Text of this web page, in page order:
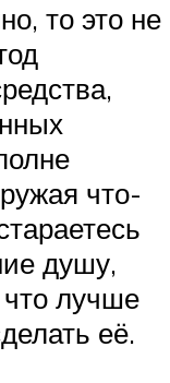
то это не
что-
душу,
лучше
её.